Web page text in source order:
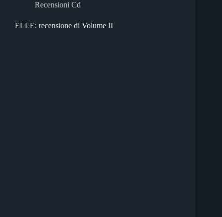
Recensioni Cd
ELLE: recensione di Volume II